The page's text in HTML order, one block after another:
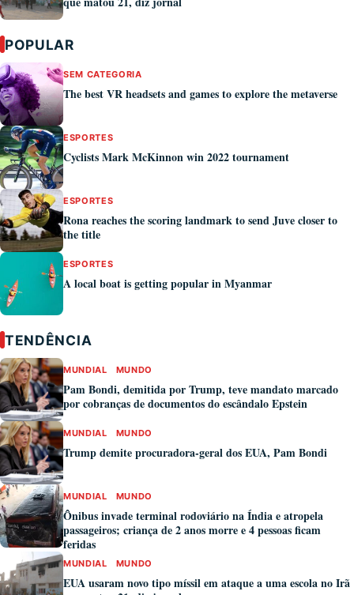
POPULAR
SEM CATEGORIA
The best VR headsets and games to explore the metaverse
ESPORTES
Cyclists Mark McKinnon win 2022 tournament
ESPORTES
Rona reaches the scoring landmark to send Juve closer to
the title
ESPORTES
A local boat is getting popular in Myanmar
TENDÊNCIA
MUNDIAL MUNDO
Pam Bondi, demitida por Trump, teve mandato marcado
por cobranças de documentos do escândalo Epstein
MUNDIAL MUNDO
Trump demite procuradora-geral dos EUA, Pam Bondi
MUNDIAL MUNDO
Ônibus invade terminal rodoviário na Índia e atropela
passageiros; criança de 2 anos morre e 4 pessoas ficam
feridas
MUNDIAL MUNDO
EUA usaram novo tipo míssil em ataque a uma escola no Irã